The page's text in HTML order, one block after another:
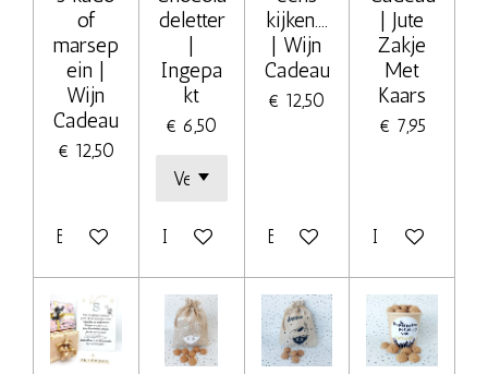
of
marsep
ein |
Wijn
Cadeau
€ 12,50
Bekijk details
deletter
|
Ingepa
kt
€ 6,50
In winkelwagen
kijken....
| Wijn
Cadeau
€ 12,50
Bekijk details
| Jute
Zakje
Met
Kaars
€ 7,95
In